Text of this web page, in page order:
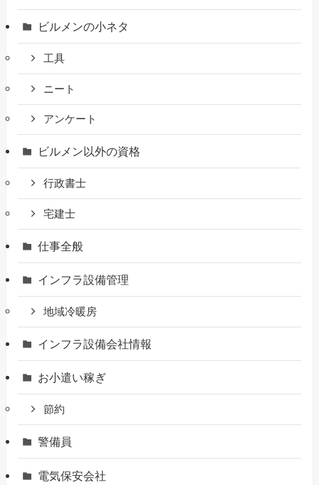
ビルメンの小ネタ
工具
ニート
アンケート
ビルメン以外の資格
行政書士
宅建士
仕事全般
インフラ設備管理
地域冷暖房
インフラ設備会社情報
お小遣い稼ぎ
節約
警備員
電気保安会社